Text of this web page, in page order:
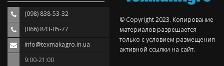
(098) 838-53-32
(066) 843-05-77
info@texmakagro.in.ua
9:00-21:00
© Copyright 2023. Копирование
материалов разрешается
только с условием размещения
активной ссылки на сайт.